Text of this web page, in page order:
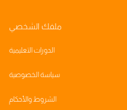
ملفك الشخصي
الدورات التعليمية
سياسة الخصوصية
الشروط والأحكام